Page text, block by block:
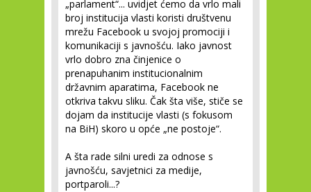
„parlament“... uvidjet ćemo da vrlo mali
broj institucija vlasti koristi društvenu
mrežu Facebook u svojoj promociji i
komunikaciji s javnošću. Iako javnost
vrlo dobro zna činjenice o
prenapuhanim institucionalnim
državnim aparatima, Facebook ne
otkriva takvu sliku. Čak šta više, stiče se
dojam da institucije vlasti (s fokusom
na BiH) skoro u opće „ne postoje“.
A šta rade silni uredi za odnose s
javnošću, savjetnici za medije,
portparoli...?